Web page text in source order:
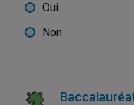
Oui
Non